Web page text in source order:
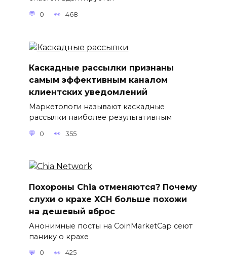
0 468
Каскадные рассылки признаны
самым эффективным каналом
клиентских уведомлений
Маркетологи называют каскадные
рассылки наиболее результативным
0 355
Похороны Chia отменяются? Почему
слухи о крахе XCH больше похожи
на дешевый вброс
Анонимные посты на CoinMarketCap сеют
панику о крахе
0 425